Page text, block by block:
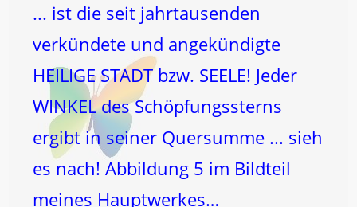
... ist die seit jahrtausenden
verkündete und angekündigte
HEILIGE STADT bzw. SEELE! Jeder
WINKEL des Schöpfungssterns
ergibt in seiner Quersumme ... sieh
es nach! Abbildung 5 im Bildteil
meines Hauptwerkes…